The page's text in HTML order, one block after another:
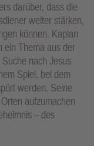
darüber, dass die
weiter stärken,
können. Kaplan
ein Thema aus der
nach Jesus
Spiel, bei dem
werden. Seine
aufzumachen
– des